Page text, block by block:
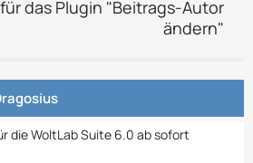
das Plugin "Beitrags-Autor
ändern"
die WoltLab Suite 6.0 ab sofort